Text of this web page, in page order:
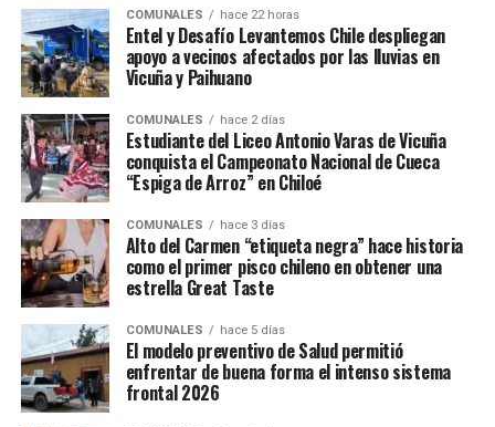
COMUNALES hace 22 horas
Entel y Desafío Levantemos Chile despliegan
apoyo a vecinos afectados por las lluvias en
Vicuña y Paihuano
COMUNALES hace 2 días
Estudiante del Liceo Antonio Varas de Vicuña
conquista el Campeonato Nacional de Cueca
“Espiga de Arroz” en Chiloé
COMUNALES hace 3 días
Alto del Carmen “etiqueta negra” hace historia
como el primer pisco chileno en obtener una
estrella Great Taste
COMUNALES hace 5 días
El modelo preventivo de Salud permitió
enfrentar de buena forma el intenso sistema
frontal 2026